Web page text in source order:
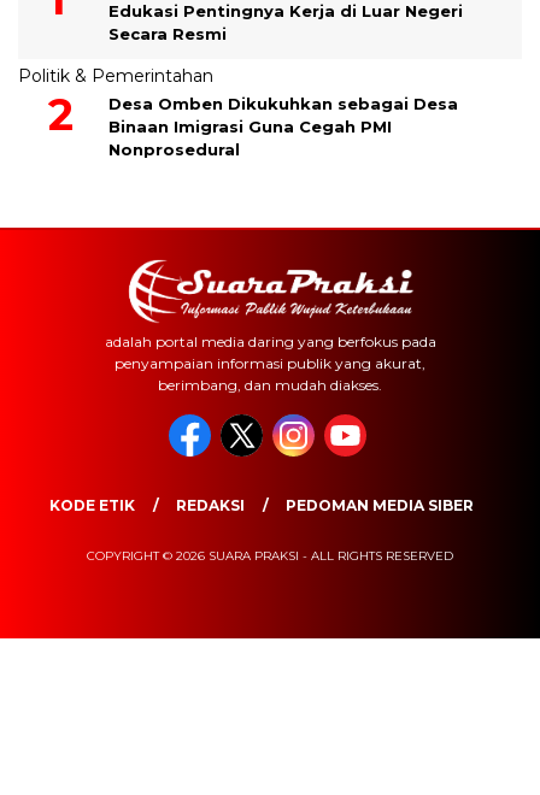
Edukasi Pentingnya Kerja di Luar Negeri
Secara Resmi
Politik & Pemerintahan
Desa Omben Dikukuhkan sebagai Desa
Binaan Imigrasi Guna Cegah PMI
Nonprosedural
adalah portal media daring yang berfokus pada
penyampaian informasi publik yang akurat,
berimbang, dan mudah diakses.
KODE ETIK REDAKSI PEDOMAN MEDIA SIBER
COPYRIGHT © 2026 SUARA PRAKSI - ALL RIGHTS RESERVED